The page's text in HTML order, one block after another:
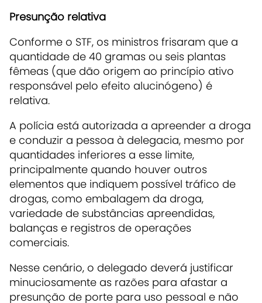
Presunção relativa
Conforme o STF, os ministros frisaram que a
quantidade de 40 gramas ou seis plantas
fêmeas (que dão origem ao princípio ativo
responsável pelo efeito alucinógeno) é
relativa.
A polícia está autorizada a apreender a droga
e conduzir a pessoa à delegacia, mesmo por
quantidades inferiores a esse limite,
principalmente quando houver outros
elementos que indiquem possível tráfico de
drogas, como embalagem da droga,
variedade de substâncias apreendidas,
balanças e registros de operações
comerciais.
Nesse cenário, o delegado deverá justificar
minuciosamente as razões para afastar a
presunção de porte para uso pessoal e não